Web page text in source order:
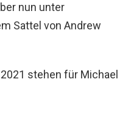
nun unter
Sattel von Andrew
stehen für Michael